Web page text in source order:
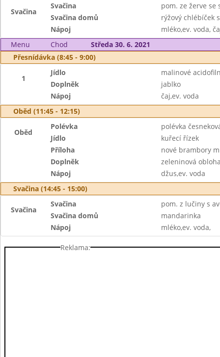
Svačina
Svačina
pom. ze žerve se
Svačina domů
rýžový chlébíček
Nápoj
mléko,ev. voda,
Menu
Chod
Středa 30. 6. 2021
Přesnídávka (8:45 - 9:00)
1
Jídlo
malinové
Doplněk
jablko
Nápoj
čaj,ev. voda
Oběd (11:45 - 12:15)
Oběd
Polévka
polévka
Jídlo
kuřecí řízek
Příloha
nové brambory
Doplněk
zeleninová
Nápoj
džus,ev. voda
Svačina (14:45 - 15:00)
Svačina
Svačina
pom. z lučiny s
Svačina domů
mandarinka
Nápoj
mléko,ev. voda,
Reklama: